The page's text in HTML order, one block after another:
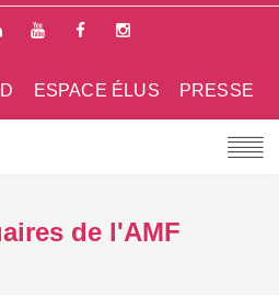
PRESSE
ESPACE ÉLUS
de l'AMF